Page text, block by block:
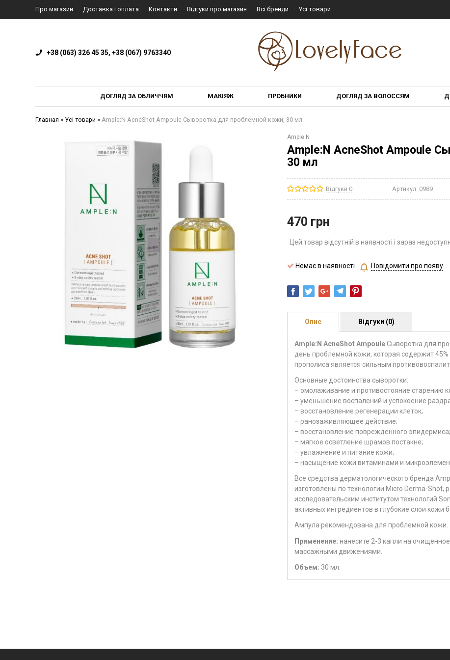
Про магазин Доставка і оплата Контакти Відгуки про магазин Всі бренди Усі товари
+38 (063) 326 45 35, +38 (067) 9763340
ДОГЛЯД ЗА ОБЛИЧЧЯМ МАКІЯЖ ПРОБНИКИ ДОГЛЯД ЗА ВОЛОССЯМ
Главная » Усі товари » Ample:N AcneShot Ampoule Cыворотка для проблемной кожи, 30 мл
Ample:N
Ample:N AcneShot Ampoule
30 мл
Відгуки 0 Артикул: 0989
470 грн
Цей товар відсутній в наявності і зараз
Немає в наявності Повідомити про появу
Опис
Ample:N AcneShot AmpouleСыворотка для
день проблемной кожи, которая содержит 45%
прополиса является сильным
Основные достоинства сыворотки:
– омолаживание и противостояние старению
– уменьшение воспалений и успокоение
– восстановление регенерации клеток;
– ранозаживляющее действие;
– восстановление поврежденного эпидермиса;
– мягкое осветление шрамов постакне;
– увлажнение и питание кожи;
– насыщение кожи витаминами и
Все средства дерматологического бренда
изготовлены по технологии Micro Derma-Shot,
исследовательским институтом технологий
активных ингредиентов в глубокие слои кожи
Ампула рекомендована для проблемной кожи.
Применение: нанесите 2-3 капли на
массажными движениями.
Объем: 30 мл.
Відгуки (0)